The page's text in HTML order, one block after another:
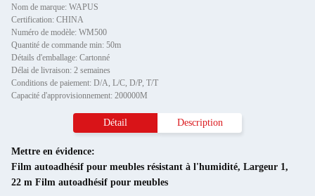
Nom de marque: WAPUS
Certification: CHINA
Numéro de modèle: WM500
Quantité de commande min: 50m
Détails d'emballage: Cartonné
Délai de livraison: 2 semaines
Conditions de paiement: D/A, L/C, D/P, T/T
Capacité d'approvisionnement: 200000M
Détail Description
Mettre en évidence:
Film autoadhésif pour meubles résistant à l'humidité, Largeur 1,
22 m Film autoadhésif pour meubles